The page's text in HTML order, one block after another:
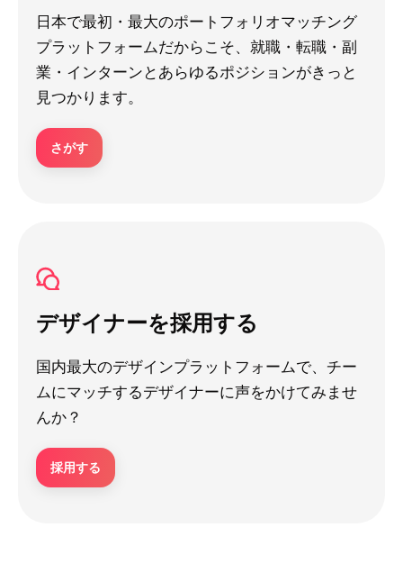
日本で最初・最大のポートフォリオマッチング
プラットフォームだからこそ、就職・転職・副
業・インターンとあらゆるポジションがきっと
見つかります。
さがす
デザイナーを採用する
国内最大のデザインプラットフォームで、チー
ムにマッチするデザイナーに声をかけてみませ
んか？
採用する